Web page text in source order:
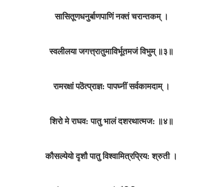
सासितूणधनुर्बाणपाणिं नक्तं चरान्तकम्‌ ।
स्वलीलया जगत्त्रातुमाविर्भूतमजं विभुम्‌ ॥३॥
रामरक्षां पठॆत्प्राज्ञ: पापघ्नीं सर्वकामदाम्‌ ।
शिरो मे राघव: पातु भालं दशरथात्मज: ॥४॥
कौसल्येयो दृशौ पातु विश्वामित्रप्रिय: श्रुती ।